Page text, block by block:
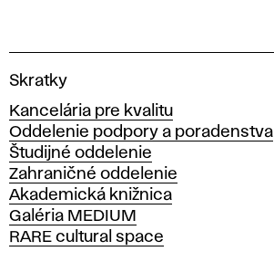
V
s
o
k
á
š
k
o
Skratky
Kancelária pre kvalitu
Oddelenie podpory a poradenstva
Študijné oddelenie
Zahraničné oddelenie
Akademická knižnica
Galéria MEDIUM
RARE cultural space